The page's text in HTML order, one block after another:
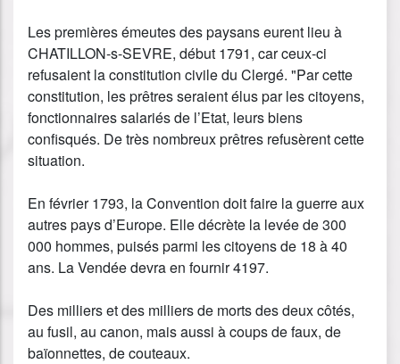
Les premières émeutes des paysans eurent lieu à
CHATILLON-s-SEVRE, début 1791, car ceux-ci
refusaient la constitution civile du Clergé. "Par cette
constitution, les prêtres seraient élus par les citoyens,
fonctionnaires salariés de l’Etat, leurs biens
confisqués. De très nombreux prêtres refusèrent cette
situation.
En février 1793, la Convention doit faire la guerre aux
autres pays d’Europe. Elle décrète la levée de 300
000 hommes, puisés parmi les citoyens de 18 à 40
ans. La Vendée devra en fournir 4197.
Des milliers et des milliers de morts des deux côtés,
au fusil, au canon, mais aussi à coups de faux, de
baïonnettes, de couteaux.